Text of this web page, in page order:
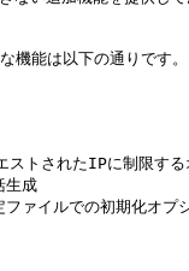
機能は以下の通りです。
トされたIPに制限する
生成
ァイルでの初期化オプ